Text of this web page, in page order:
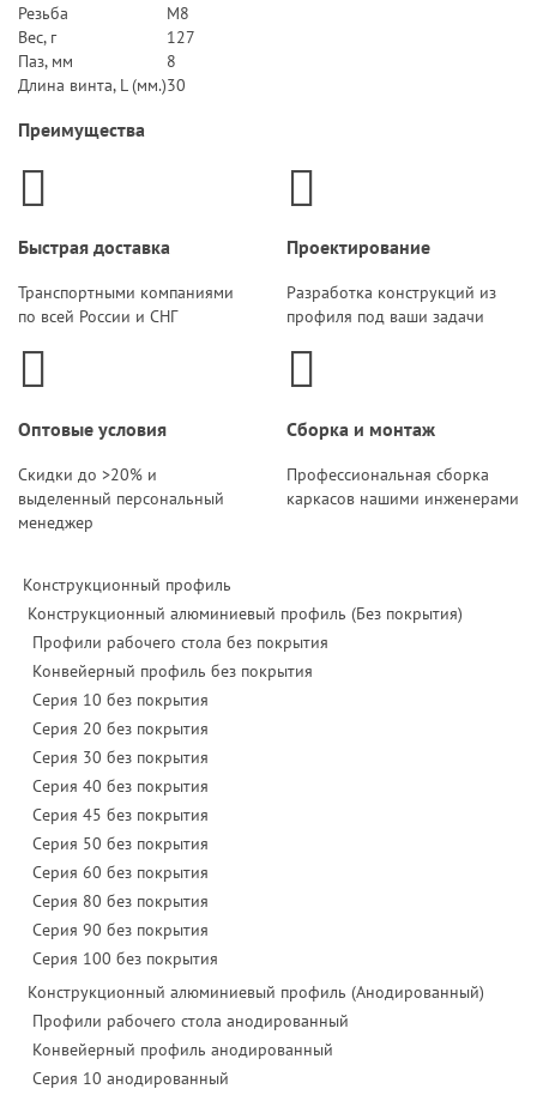
Резьба
M8
Вес, г
127
Паз, мм
8
Длина винта, L (мм.)30
Преимущества
Быстрая доставка
Транспортными компаниями
по всей России и СНГ
Проектирование
Разработка конструкций из
профиля под ваши задачи
Оптовые условия
Скидки до >20% и
выделенный персональный
менеджер
Сборка и монтаж
Профессиональная сборка
каркасов нашими инженерами
Конструкционный профиль
Конструкционный алюминиевый профиль (Без покрытия)
Профили рабочего стола без покрытия
Конвейерный профиль без покрытия
Серия 10 без покрытия
Серия 20 без покрытия
Серия 30 без покрытия
Серия 40 без покрытия
Серия 45 без покрытия
Серия 50 без покрытия
Серия 60 без покрытия
Серия 80 без покрытия
Серия 90 без покрытия
Серия 100 без покрытия
Конструкционный алюминиевый профиль (Анодированный)
Профили рабочего стола анодированный
Конвейерный профиль анодированный
Серия 10 анодированный